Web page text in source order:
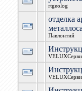
rtgeolog
отделка
Павлонтий